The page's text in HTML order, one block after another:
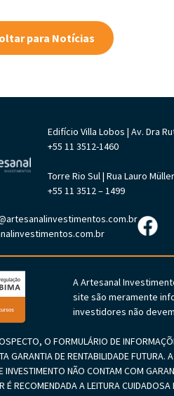
para Notícias
Edifício Villa Lobos | Av. Dra
+55 11 3512-1460
Torre Rio Sul | Rua Lauro
+55 11 3512 – 1499
A Artesanal
site são meramente
investidores não
O FORMULÁRIO DE
GARANTIA DE RENTABILIDADE FUTURA.
INVESTIMENTO NÃO CONTAM COM
É RECOMENDADA A LEITURA